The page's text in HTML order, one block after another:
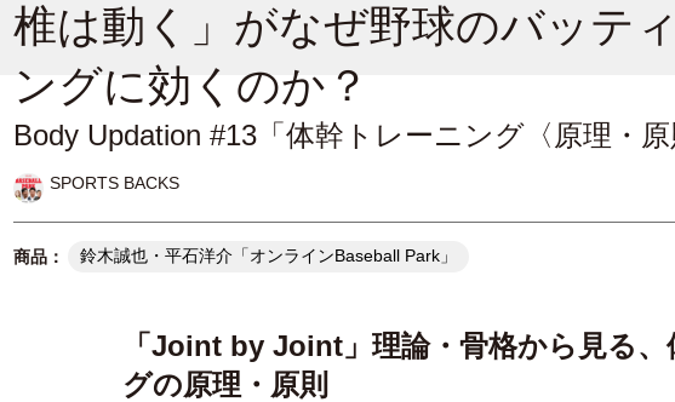
椎は動く」がなぜ野球のバッテ
ングに効くのか？
Body Updation #13「体幹トレーニング〈原理・原
SPORTS BACKS
鈴木誠也・平石洋介「オンラインBaseball Park」
「Joint by Joint」理論・骨格から見る
グの原理・原則